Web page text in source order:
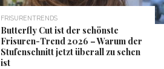
FRISURENTRENDS
Butterfly Cut ist der schönste
Frisuren-Trend 2026 – Warum der
Stufenschnitt jetzt überall zu sehen
ist